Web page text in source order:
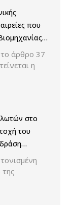
που
άρθρο 37
η
στο
του